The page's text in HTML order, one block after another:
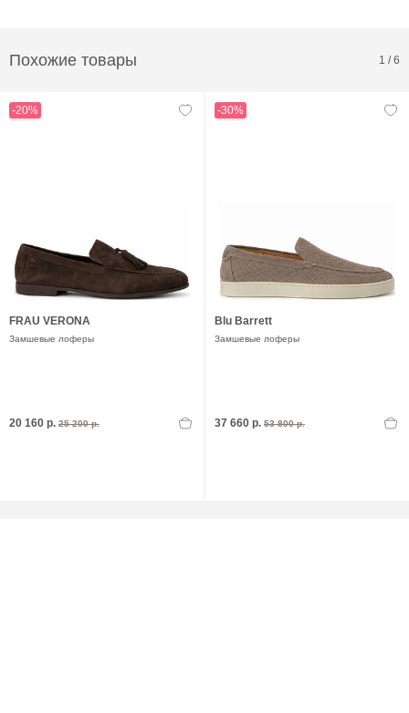
Похожие товары 1 /6
-20%
FRAU VERONA
Замшевые лоферы
20 160 р. 25 200 р.
-30%
Blu Barrett
Замшевые лоферы
37 660 р. 53 800 р.